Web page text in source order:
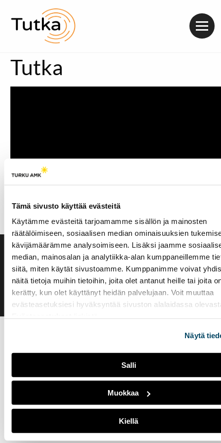
Tämä sivusto käyttää evästeitä
Käytämme evästeitä tarjoamamme sisällön ja mainosten
räätälöimiseen, sosiaalisen median ominaisuuksien
kävijämäärämme analysoimiseen. Lisäksi jaamme
median, mainosalan ja analytiikka-alan kumppaneillemme
siitä, miten käytät sivustoamme. Kumppanimme voivat
näitä tietoja muihin tietoihin, joita olet antanut heille tai joita
kerätty, kun olet käyttänyt heidän palvelujaan. Voit muuttaa
evästeasetuksiesi hyväksyntää sivuston alalaidassa
Näytä
Salli
Muokkaa
Kiellä
Tutka
Saavutettavuusseloste
Evästeasetukset